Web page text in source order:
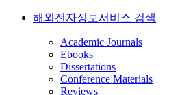
해외전자정보서비스 검색
Academic Journals
Ebooks
Dissertations
Conference Materials
Reviews